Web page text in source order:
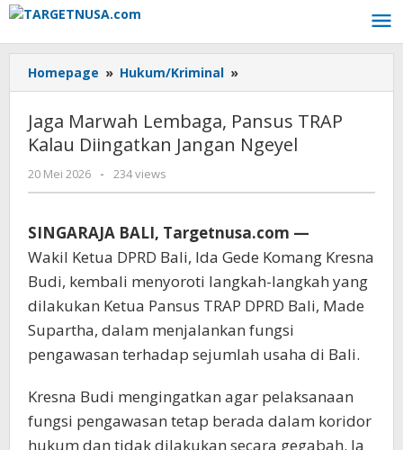
Lewati
konten
Homepage » Hukum/Kriminal »
Marwah
Pansus
TRAP
Jaga Marwah Lembaga, Pansus TRAP
Kalau Diingatkan Jangan Ngeyel
20 Mei 2026
oleh
targetnusa
- 234 views
SINGARAJA BALI, Targetnusa.com —
Wakil Ketua DPRD Bali, Ida Gede Komang Kresna
Budi, kembali menyoroti langkah-langkah yang
dilakukan Ketua Pansus TRAP DPRD Bali, Made
Supartha, dalam menjalankan fungsi
pengawasan terhadap sejumlah usaha di Bali.
Kresna Budi mengingatkan agar pelaksanaan
fungsi pengawasan tetap berada dalam koridor
hukum dan tidak dilakukan secara gegabah. Ia